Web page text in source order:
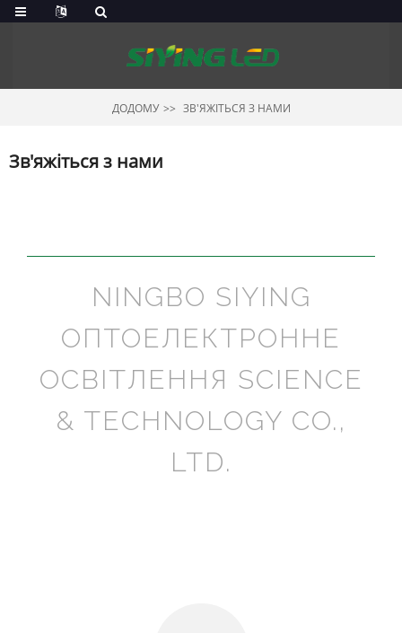
ДОДОМУ ЗВ'ЯЖІТЬСЯ З НАМИ
Зв'яжіться з нами
NINGBO SIYING
ОПТОЕЛЕКТРОННЕ
ОСВІТЛЕННЯ SCIENCE
& TECHNOLOGY CO.,
LTD.